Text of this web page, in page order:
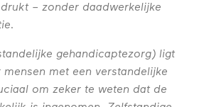
– zonder daadwerkelijke
gehandicaptezorg) ligt
met een verstandelijke
om zeker te weten dat de